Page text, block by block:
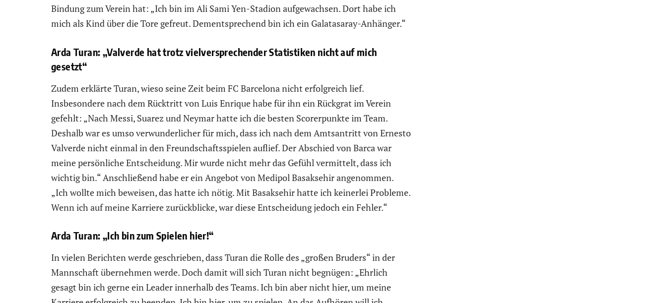
Bindung zum Verein hat: „Ich bin im Ali Sami Yen-Stadion aufgewachsen. Dort habe ich
mich als Kind über die Tore gefreut. Dementsprechend bin ich ein Galatasaray-Anhänger.“
Arda Turan: „Valverde hat trotz vielversprechender Statistiken nicht auf mich
gesetzt“
Zudem erklärte Turan, wieso seine Zeit beim FC Barcelona nicht erfolgreich lief.
Insbesondere nach dem Rücktritt von Luis Enrique habe für ihn ein Rückgrat im Verein
gefehlt: „Nach Messi, Suarez und Neymar hatte ich die besten Scorerpunkte im Team.
Deshalb war es umso verwunderlicher für mich, dass ich nach dem Amtsantritt von Ernesto
Valverde nicht einmal in den Freundschaftsspielen auflief. Der Abschied von Barca war
meine persönliche Entscheidung. Mir wurde nicht mehr das Gefühl vermittelt, dass ich
wichtig bin.“ Anschließend habe er ein Angebot von Medipol Basaksehir angenommen.
„Ich wollte mich beweisen, das hatte ich nötig. Mit Basaksehir hatte ich keinerlei Probleme.
Wenn ich auf meine Karriere zurückblicke, war diese Entscheidung jedoch ein Fehler.“
Arda Turan: „Ich bin zum Spielen hier!“
In vielen Berichten werde geschrieben, dass Turan die Rolle des „großen Bruders“ in der
Mannschaft übernehmen werde. Doch damit will sich Turan nicht begnügen: „Ehrlich
gesagt bin ich gerne ein Leader innerhalb des Teams. Ich bin aber nicht hier, um meine